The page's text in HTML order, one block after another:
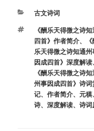
分
古文诗词
标
签
《酬乐天得微之诗
四首》作者简介、
乐天得微之诗知通
因成四首》深度解读、
《酬乐天得微之诗
州事因成四首》诗词
记、 作者简介、 元稹、
诗、 深度解读、 诗词